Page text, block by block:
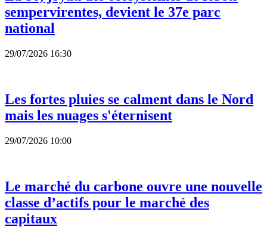
sempervirentes, devient le 37e parc
national
29/07/2026 16:30
Les fortes pluies se calment dans le Nord
mais les nuages s'éternisent
29/07/2026 10:00
Le marché du carbone ouvre une nouvelle
classe d’actifs pour le marché des
capitaux